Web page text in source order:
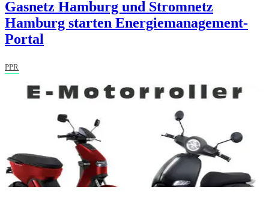
Gasnetz Hamburg und Stromnetz
Hamburg starten Energiemanagement-
Portal
PPR